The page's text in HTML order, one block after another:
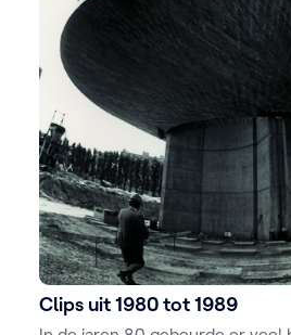
Clips uit 1980 tot 1989